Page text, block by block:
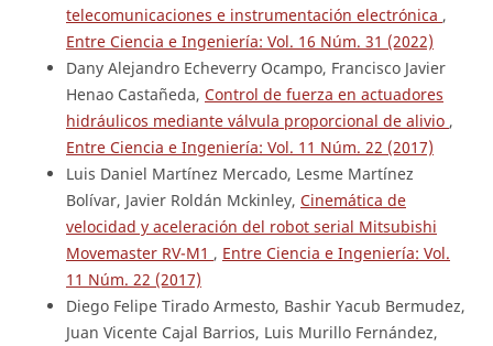
telecomunicaciones e instrumentación electrónica ,
Entre Ciencia e Ingeniería: Vol. 16 Núm. 31 (2022)
Dany Alejandro Echeverry Ocampo, Francisco Javier
Henao Castañeda, Control de fuerza en actuadores
hidráulicos mediante válvula proporcional de alivio ,
Entre Ciencia e Ingeniería: Vol. 11 Núm. 22 (2017)
Luis Daniel Martínez Mercado, Lesme Martínez
Bolívar, Javier Roldán Mckinley, Cinemática de
velocidad y aceleración del robot serial Mitsubishi
Movemaster RV-M1 , Entre Ciencia e Ingeniería: Vol.
11 Núm. 22 (2017)
Diego Felipe Tirado Armesto, Bashir Yacub Bermudez,
Juan Vicente Cajal Barrios, Luis Murillo Fernández,